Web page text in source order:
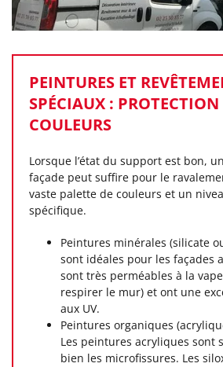
PEINTURES ET
SPÉCIAUX : PROTECTION
COULEURS
Lorsque l’état du support est bon,
façade peut suffire pour le
vaste palette de couleurs et un
spécifique.
Peintures minérales (silicate
sont idéales pour les façades
sont très perméables à la
respirer le mur) et ont une
aux UV.
Peintures organiques
Les peintures acryliques sont
bien les microfissures. Les